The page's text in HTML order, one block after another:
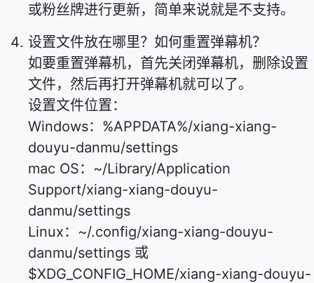
或粉丝牌进行更新，简单来说就是不支持。
设置文件放在哪里？如何重置弹幕机？
如要重置弹幕机，首先关闭弹幕机，删除设置
文件，然后再打开弹幕机就可以了。
设置文件位置：
Windows：%APPDATA%/xiang-xiang-
douyu-danmu/settings
mac OS：~/Library/Application
Support/xiang-xiang-douyu-
danmu/settings
Linux：~/.config/xiang-xiang-douyu-
danmu/settings 或
$XDG_CONFIG_HOME/xiang-xiang-douyu-